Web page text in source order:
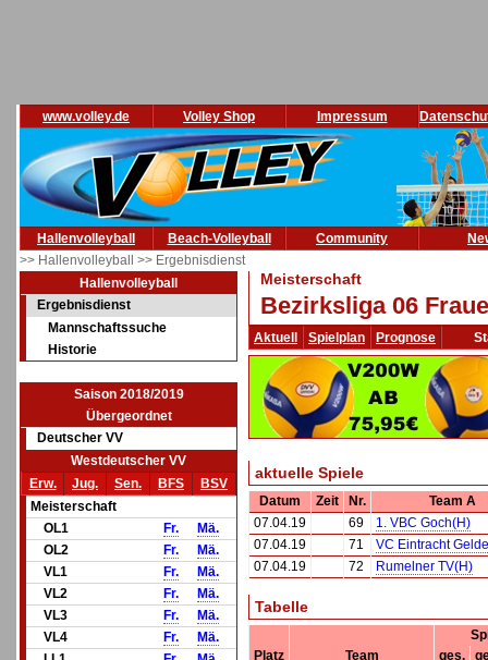
www.volley.de Volley Shop Impressum
Hallenvolleyball Beach-Volleyball Community
>> Hallenvolleyball >> Ergebnisdienst
Hallenvolleyball
Ergebnisdienst
Mannschaftssuche
Historie
Saison 2018/2019
Übergeordnet
Deutscher VV
Westdeutscher VV
Erw.
Jug. Sen. BFS
BSV
Meisterschaft
OL1
Fr.
Mä.
OL2
Fr.
Mä.
VL1
Fr.
Mä.
VL2
Fr.
Mä.
VL3
Fr.
Mä.
VL4
Fr.
Mä.
Meisterschaft
Bezirksliga 06
Aktuell Spielplan Prognose
aktuelle Spiele
Datum Zeit Nr.
Team A
07.04.19
69
1. VBC Goch(H)
07.04.19
71
VC Eintracht
07.04.19
72 Rumelner TV(H)
Tabelle
Platz
Team ges.